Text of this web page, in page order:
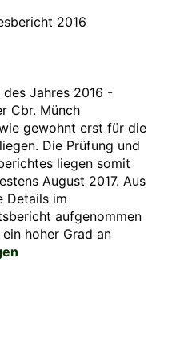
2016
Jahres 2016 -
Cbr. Münch
gewohnt erst für die
Die Prüfung und
liegen somit
August 2017. Aus
Details im
aufgenommen
hoher Grad an